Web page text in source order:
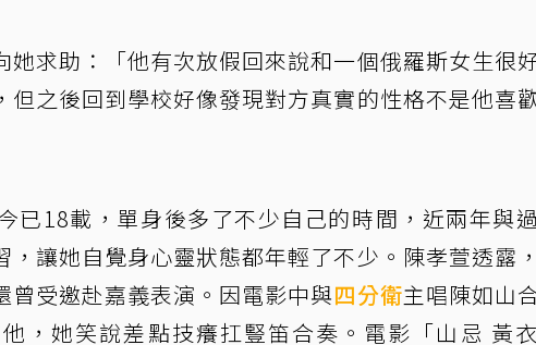
求助：「他有次放假回來說和一個俄羅斯女生很
之後回到學校好像發現對方真實的性格不是他喜
已18載，單身後多了不少自己的時間，近兩年與
，讓她自覺身心靈狀態都年輕了不少。陳孝萱透露
受邀赴嘉義表演。因電影中與四分衛主唱陳如山
，她笑說差點技癢扛豎笛合奏。電影「山忌 黃